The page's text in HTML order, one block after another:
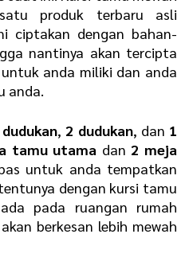
produk terbaru asli
ciptakan dengan bahan-
nantinya akan tercipta
anda miliki dan anda
anda.
,2 dudukan, dan 1
tamu utama dan2 meja
untuk anda tempatkan
dengan kursi tamu
pada ruangan rumah
berkesan lebih mewah